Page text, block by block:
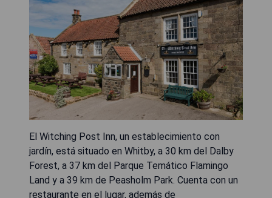
El Witching Post Inn, un establecimiento con
jardín, está situado en Whitby, a 30 km del Dalby
Forest, a 37 km del Parque Temático Flamingo
Land y a 39 km de Peasholm Park. Cuenta con un
restaurante en el lugar, además de